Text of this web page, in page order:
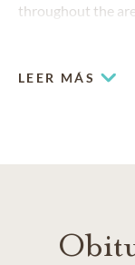
throughout the
LEER MÁS